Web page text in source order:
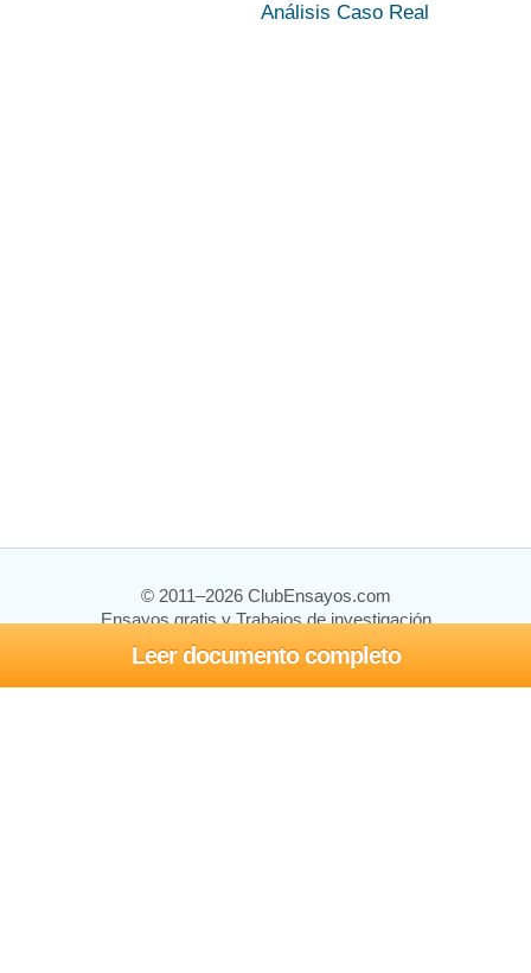
Leer documento completo
Análisis Caso Real
© 2011–2026 ClubEnsayos.com
Ensayos gratis y Trabajos de investigación